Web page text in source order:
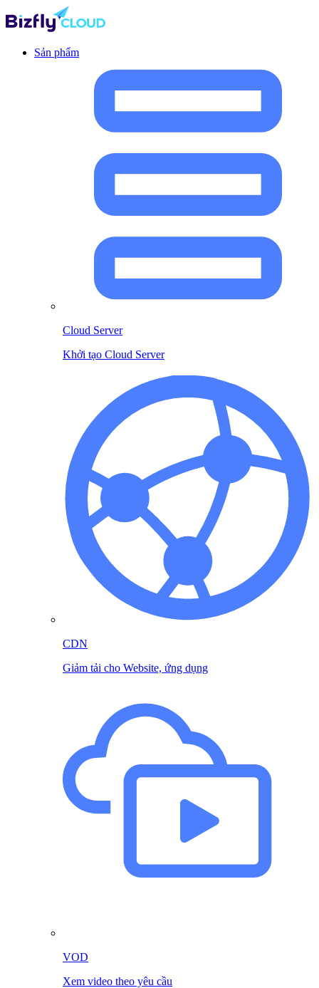
Sản phẩm
Cloud Server
Khởi tạo Cloud Server
CDN
Giảm tải cho Website, ứng dụng
VOD
Xem video theo yêu cầu